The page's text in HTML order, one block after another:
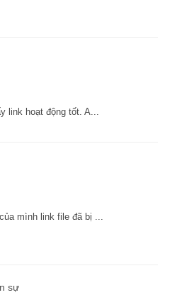
link hoạt động tốt. A...
mình link file đã bị ...
sự